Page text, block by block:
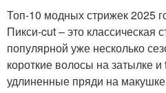
Топ-10 модных стрижек 2025
Пикси-cut – это классическая
популярной уже несколько
короткие волосы на затылке и
удлиненные пряди на